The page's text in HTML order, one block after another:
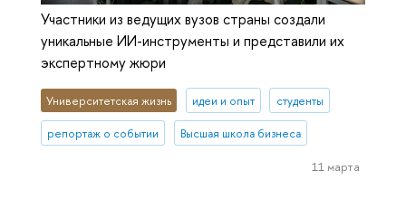
Участники из ведущих вузов страны создали
уникальные ИИ-инструменты и представили их
экспертному жюри
Университетская жизнь идеи и опыт студенты
репортаж о событии Высшая школа бизнеса
11 марта